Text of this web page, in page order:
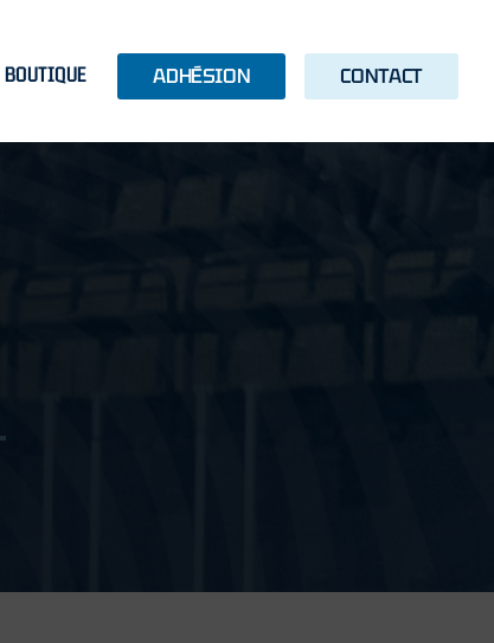
BOUTIQUE ADHÉSION CONTACT